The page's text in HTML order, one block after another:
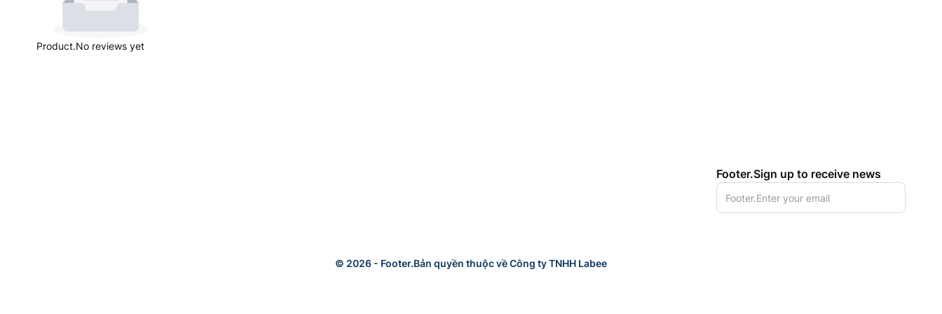
Product.No reviews yet
Footer.Sign up to receive news